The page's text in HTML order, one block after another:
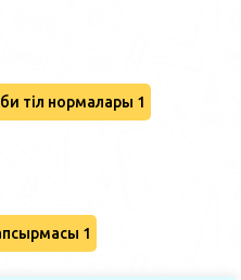
тіл нормалары 1
1